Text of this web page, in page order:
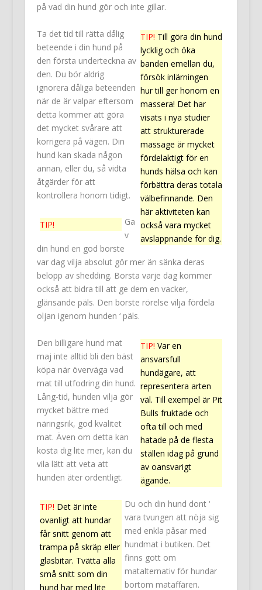
på vad din hund gör och inte gillar.
TIP! Till göra din hund
lycklig och öka
banden emellan du,
försök inlärningen
hur till ger honom en
massera! Det har
visats i nya studier
att strukturerade
massage är mycket
fördelaktigt för en
hunds hälsa och kan
förbättra deras totala
välbefinnande. Den
här aktiviteten kan
också vara mycket
avslappnande för dig.
Ta det tid till rätta dålig
beteende i din hund på
den första underteckna av
den. Du bör aldrig
ignorera dåliga beteenden
när de är valpar eftersom
detta kommer att göra
det mycket svårare att
korrigera på vägen. Din
hund kan skada någon
annan, eller du, så vidta
åtgärder för att
kontrollera honom tidigt.
TIP!
Ga
v
din hund en god borste
var dag vilja absolut gör mer än sänka deras
belopp av shedding. Borsta varje dag kommer
också att bidra till att ge dem en vacker,
glänsande päls. Den borste rörelse vilja fördela
oljan igenom hunden ‘ päls.
TIP! Var en
ansvarsfull
hundägare, att
representera arten
väl. Till exempel är Pit
Bulls fruktade och
ofta till och med
hatade på de flesta
ställen idag på grund
av oansvarigt
ägande.
Den billigare hund mat
maj inte alltid bli den bäst
köpa när överväga vad
mat till utfodring din hund.
Lång-tid, hunden vilja gör
mycket bättre med
näringsrik, god kvalitet
mat. Även om detta kan
kosta dig lite mer, kan du
vila lätt att veta att
hunden äter ordentligt.
TIP! Det är inte
ovanligt att hundar
får snitt genom att
trampa på skräp eller
glasbitar. Tvätta alla
små snitt som din
hund har med lite
Du och din hund dont ‘
vara tvungen att nöja sig
med enkla påsar med
hundmat i butiken. Det
finns gott om
matalternativ för hundar
bortom mataffären.